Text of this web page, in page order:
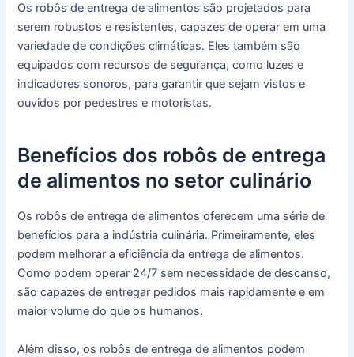
Os robôs de entrega de alimentos são projetados para
serem robustos e resistentes, capazes de operar em uma
variedade de condições climáticas. Eles também são
equipados com recursos de segurança, como luzes e
indicadores sonoros, para garantir que sejam vistos e
ouvidos por pedestres e motoristas.
Benefícios dos robôs de entrega
de alimentos no setor culinário
Os robôs de entrega de alimentos oferecem uma série de
benefícios para a indústria culinária. Primeiramente, eles
podem melhorar a eficiência da entrega de alimentos.
Como podem operar 24/7 sem necessidade de descanso,
são capazes de entregar pedidos mais rapidamente e em
maior volume do que os humanos.
Além disso, os robôs de entrega de alimentos podem